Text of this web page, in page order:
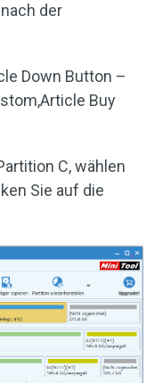
der
Down Button –
Buy
C, wählen
Sie auf die